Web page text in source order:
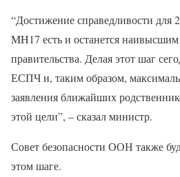
“Достижение справедливости для
MH17 есть и останется
правительства. Делая этот шаг
ЕСПЧ и, таким образом,
заявления ближайших
этой цели”, – сказал министр.
Совет безопасности ООН также
этом шаге.